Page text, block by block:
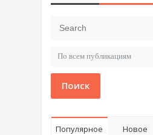
Поиск
Популярное Новое